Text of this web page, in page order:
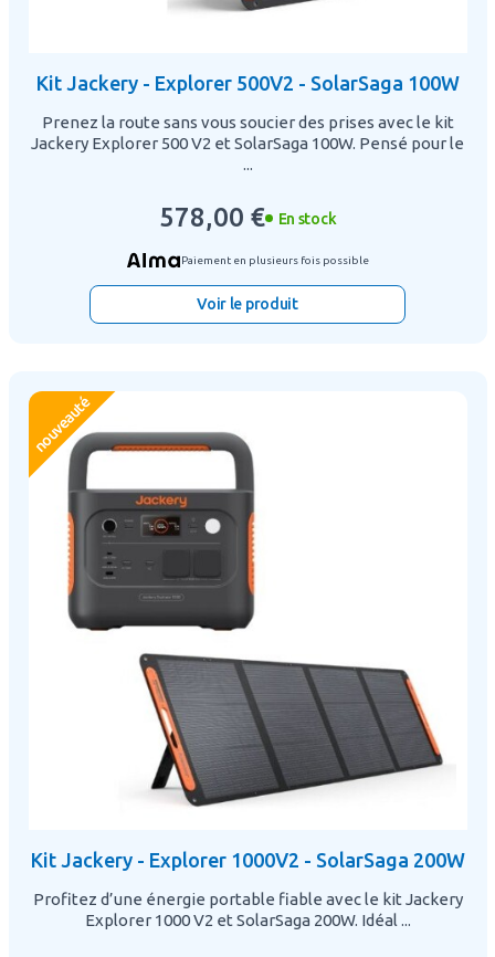
Kit Jackery - Explorer 500V2 - SolarSaga 100W
Prenez la route sans vous soucier des prises avec le kit
Jackery Explorer 500 V2 et SolarSaga 100W. Pensé pour le
...
578,00 € En stock
Paiement en plusieurs fois possible
Voir le produit
nouveauté
Kit Jackery - Explorer 1000V2 - SolarSaga 200W
Profitez d’une énergie portable fiable avec le kit Jackery
Explorer 1000 V2 et SolarSaga 200W. Idéal ...